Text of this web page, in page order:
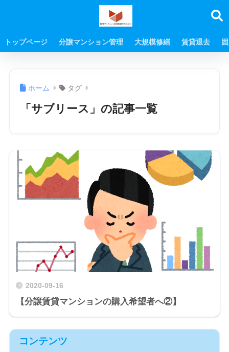
トップページ 分譲マンション管理 大規模修繕 賃貸退去
ホーム タグ
「サブリース」の記事一覧
2020-09-16
【分譲賃貸マンションの購入希望者へ②】
コンテンツ